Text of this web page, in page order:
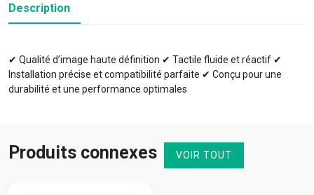
Description
✔ Qualité d’image haute définition ✔ Tactile fluide et réactif ✔
Installation précise et compatibilité parfaite ✔ Conçu pour une
durabilité et une performance optimales
Produits connexes VOIR TOUT